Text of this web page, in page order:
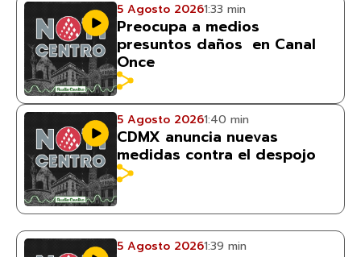
5 Agosto 20261:33 min
Preocupa a medios
presuntos daños en Canal
Once
5 Agosto 20261:40 min
CDMX anuncia nuevas
medidas contra el despojo
5 Agosto 20261:39 min